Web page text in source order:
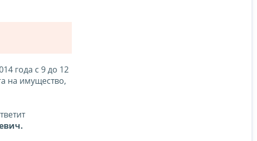
года с 9 до 12
на имущество,